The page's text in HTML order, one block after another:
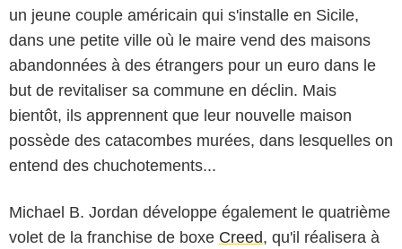
un jeune couple américain qui s'installe en Sicile,
dans une petite ville où le maire vend des maisons
abandonnées à des étrangers pour un euro dans le
but de revitaliser sa commune en déclin. Mais
bientôt, ils apprennent que leur nouvelle maison
possède des catacombes murées, dans lesquelles on
entend des chuchotements...
Michael B. Jordan développe également le quatrième
volet de la franchise de boxe Creed, qu'il réalisera à